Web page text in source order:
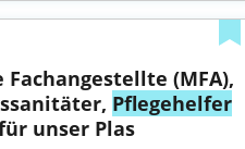
(MFA),
Pflegehelfer
unser Plas